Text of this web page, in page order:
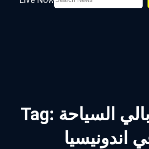
Tag: السياحة
اندونيسيا